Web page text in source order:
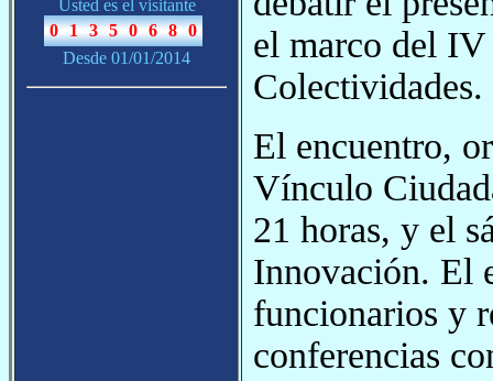
Usted es el visitante
Desde 01/01/2014
el marco del IV
Colectividades.
El encuentro,
Vínculo
21 horas, y el
Innovación. El
funcionarios y
conferencias